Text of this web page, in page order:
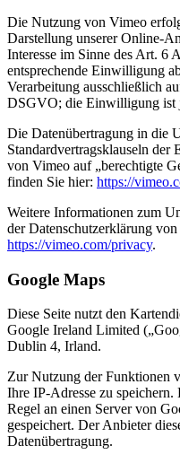
Die Nutzung von Vimeo
Darstellung unserer Online-
Interesse im Sinne des Art. 6
entsprechende Einwilligung
Verarbeitung ausschließlich
DSGVO; die Einwilligung ist
Die Datenübertragung in die
Standardvertragsklauseln der
von Vimeo auf „berechtigte
finden Sie hier: https://
Weitere Informationen zum
der Datenschutzerklärung
https://vimeo.com/privacy.
Google Maps
Diese Seite nutzt den
Google Ireland Limited
Dublin 4, Irland.
Zur Nutzung der Funktionen
Ihre IP-Adresse zu
Regel an einen Server von
gespeichert. Der Anbieter
Datenübertragung.